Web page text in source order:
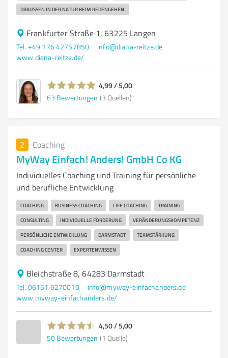
DRAUSSEN IN DER NATUR BEIM REDENGEHEN.
Frankfurter Straße 1, 63225 Langen
Tel. +49 176 42757850
info@diana-reitze.de
www.diana-reitze.de/
4,99 / 5,00
63 Bewertungen (3 Quellen)
2 Coaching
MyWay Einfach! Anders! GmbH Co KG
Individuelles Coaching und Training für persönliche
und berufliche Entwicklung
COACHING BUSINESS COACHING LIFE COACHING TRAINING
CONSULTING INDIVIDUELLE FÖRDERUNG VERÄNDERUNGSKOMPETENZ
PERSÖNLICHE ENTWICKLUNG DARMSTADT TEAMSTÄRKUNG
COACHING CENTER EXPERTENWISSEN
Bleichstraße 8, 64283 Darmstadt
Tel. 06151 6270010
info@myway-einfachanders.de
www.myway-einfachanders.de/
4,50 / 5,00
50 Bewertungen (1 Quelle)